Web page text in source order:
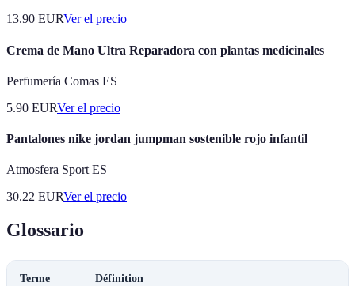
13.90 EURVer el precio
Crema de Mano Ultra Reparadora con plantas medicinales
Perfumería Comas ES
5.90 EURVer el precio
Pantalones nike jordan jumpman sostenible rojo infantil
Atmosfera Sport ES
30.22 EURVer el precio
Glossario
Terme Définition